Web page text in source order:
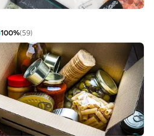
100%(59)